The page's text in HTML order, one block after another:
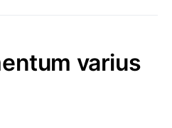
varius